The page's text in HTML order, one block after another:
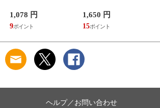
ふんわり 足湯のよう
なぽかぽかナイトウ
ォーマー inf-26
1,078 円
9
サウナ ごリラックス
まもるさんの洗える
巾着 ブラック 黒
1,650 円
15
ヘルプ／お問い合わせ